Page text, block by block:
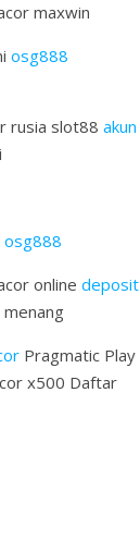
maxwin
osg888
rusia slot88 akun
osg888
online deposit
menang
Pragmatic Play
x500 Daftar